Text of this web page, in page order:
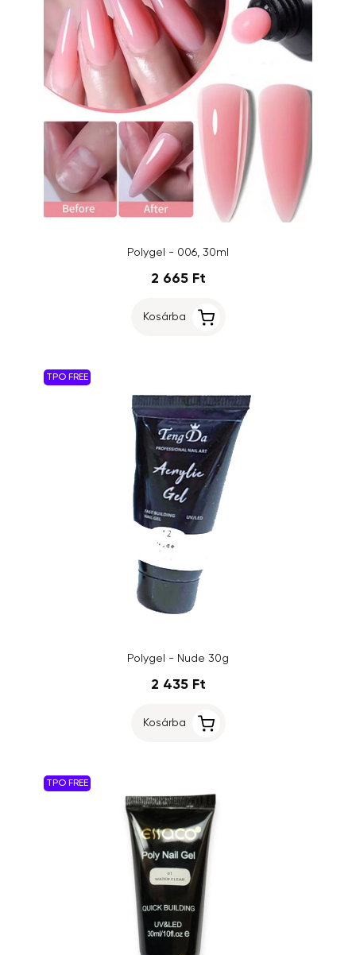
Polygel - 006, 30ml
2 665 Ft
Kosárba
TPO FREE
Polygel - Nude 30g
2 435 Ft
Kosárba
TPO FREE